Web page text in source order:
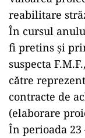
reabilitare
În cursul
fi pretins și
suspecta
către
contracte de
(elaborare
În perioada